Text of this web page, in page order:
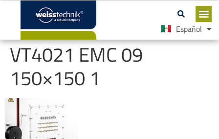
Español
English
VT4021 EMC 09
150×150 1